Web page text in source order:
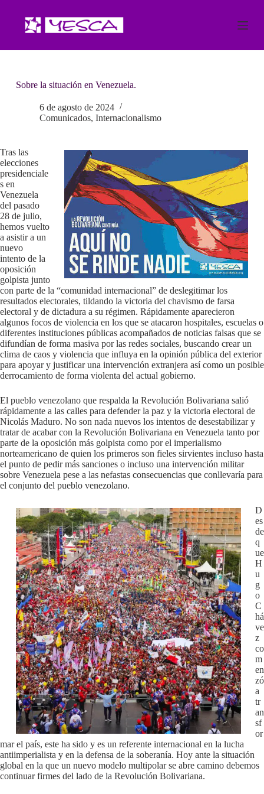
a
n
i
d
o
Sobre la situación en Venezuela.
6 de agosto de 2024
Comunicados, Internacionalismo
Tras las
elecciones
presidenciale
s en
Venezuela
del pasado
28 de julio,
hemos vuelto
a asistir a un
nuevo
intento de la
oposición
golpista junto
con parte de la “comunidad internacional” de deslegitimar los
resultados electorales, tildando la victoria del chavismo de farsa
electoral y de dictadura a su régimen. Rápidamente aparecieron
algunos focos de violencia en los que se atacaron hospitales, escuelas o
diferentes instituciones públicas acompañados de noticias falsas que se
difundían de forma masiva por las redes sociales, buscando crear un
clima de caos y violencia que influya en la opinión pública del exterior
para apoyar y justificar una intervención extranjera así como un posible
derrocamiento de forma violenta del actual gobierno.
El pueblo venezolano que respalda la Revolución Bolivariana salió
rápidamente a las calles para defender la paz y la victoria electoral de
Nicolás Maduro. No son nada nuevos los intentos de desestabilizar y
tratar de acabar con la Revolución Bolivariana en Venezuela tanto por
parte de la oposición más golpista como por el imperialismo
norteamericano de quien los primeros son fieles sirvientes incluso hasta
el punto de pedir más sanciones o incluso una intervención militar
sobre Venezuela pese a las nefastas consecuencias que conllevaría para
el conjunto del pueblo venezolano.
D
es
de
q
ue
H
u
g
o
C
há
ve
z
co
m
en
zó
a
tr
an
sf
or
mar el país, este ha sido y es un referente internacional en la lucha
antiimperialista y en la defensa de la soberanía. Hoy ante la situación
global en la que un nuevo modelo multipolar se abre camino debemos
continuar firmes del lado de la Revolución Bolivariana.